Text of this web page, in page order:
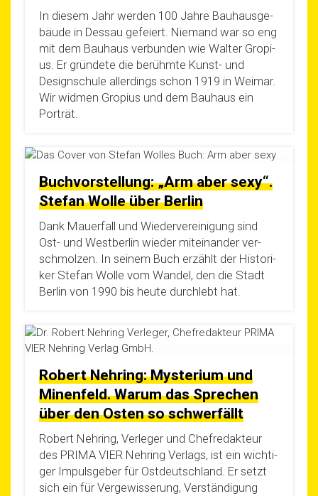
In die­sem Jahr wer­den 100 Jah­re Bau­haus­ge­
bäu­de in Des­sau gefei­ert. Nie­mand war so eng
mit dem Bau­haus ver­bun­den wie Wal­ter Gro­pi­
us. Er grün­de­te die berühm­te Kunst- und
Design­schu­le aller­dings schon 1919 in Wei­mar.
Wir wid­men Gro­pi­us und dem Bau­haus ein
Porträt.
Buchvorstellung: „Arm aber sexy“.
Stefan Wolle über Berlin
Dank Mau­er­fall und Wie­der­ver­ei­ni­gung sind
Ost- und West­ber­lin wie­der mit­ein­an­der ver­
schmol­zen. In sei­nem Buch erzählt der His­to­ri­
ker Ste­fan Wol­le vom Wan­del, den die Stadt
Ber­lin von 1990 bis heu­te durch­lebt hat.
Robert Nehring: Mysterium und
Minenfeld. Warum das Sprechen
über den Osten so schwerfällt
Robert Neh­ring, Ver­le­ger und Chef­re­dak­teur
des PRIMA VIER Neh­ring Ver­lags, ist ein wich­ti­
ger Impuls­ge­ber für Ost­deutsch­land. Er setzt
sich ein für Ver­ge­wis­se­rung, Ver­stän­di­gung